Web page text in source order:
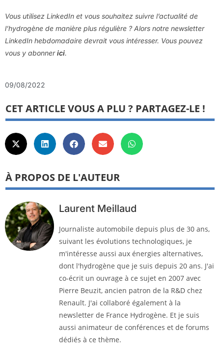
Vous utilisez LinkedIn et vous souhaitez suivre l’actualité de
l’hydrogène de manière plus régulière ? Alors notre newsletter
LinkedIn hebdomadaire devrait vous intéresser. Vous pouvez
vous y abonnerici.
09/08/2022
CET ARTICLE VOUS A PLU ? PARTAGEZ-LE !
À PROPOS DE L'AUTEUR
Laurent Meillaud
Journaliste automobile depuis plus de 30 ans,
suivant les évolutions technologiques, je
m'intéresse aussi aux énergies alternatives,
dont l'hydrogène que je suis depuis 20 ans. J'ai
co-écrit un ouvrage à ce sujet en 2007 avec
Pierre Beuzit, ancien patron de la R&D chez
Renault. J'ai collaboré également à la
newsletter de France Hydrogène. Et je suis
aussi animateur de conférences et de forums
dédiés à ce thème.